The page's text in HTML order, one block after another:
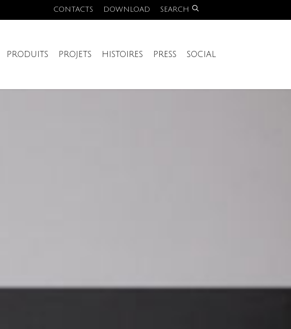
CONTACTS DOWNLOAD SEARCH
PRODUITS PROJETS HISTOIRES PRESS SOCIAL